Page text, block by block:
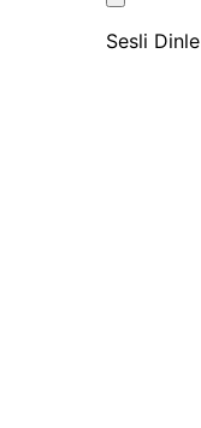
Sesli Dinle